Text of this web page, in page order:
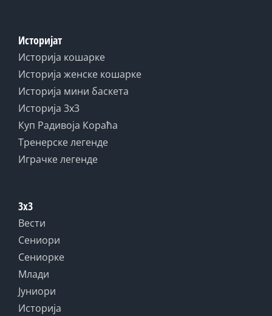
Историјат
Историја кошарке
Историја женске кошарке
Историја мини баскета
Историја 3x3
Куп Радивоја Кораћа
Тренерске легенде
Играчке легенде
3x3
Вести
Сениори
Сениорке
Млади
Јуниори
Историја